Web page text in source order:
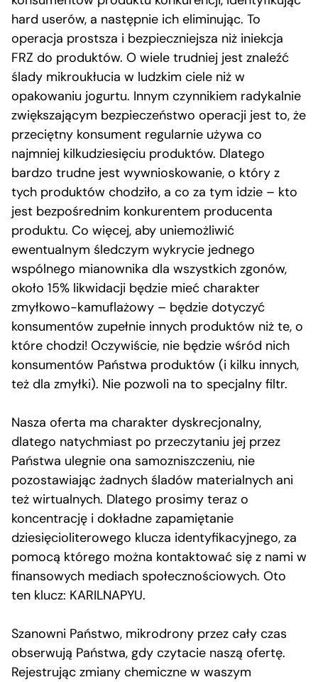
hard userów, a następnie ich eliminując. To
operacja prostsza i bezpieczniejsza niż iniekcja
FRZ do produktów. O wiele trudniej jest znaleźć
ślady mikroukłucia w ludzkim ciele niż w
opakowaniu jogurtu. Innym czynnikiem radykalnie
zwiększającym bezpieczeństwo operacji jest to, że
przeciętny konsument regularnie używa co
najmniej kilkudziesięciu produktów. Dlatego
bardzo trudne jest wywnioskowanie, o który z
tych produktów chodziło, a co za tym idzie – kto
jest bezpośrednim konkurentem producenta
produktu. Co więcej, aby uniemożliwić
ewentualnym śledczym wykrycie jednego
wspólnego mianownika dla wszystkich zgonów,
około 15% likwidacji będzie mieć charakter
zmyłkowo-kamuflażowy – będzie dotyczyć
konsumentów zupełnie innych produktów niż te, o
które chodzi! Oczywiście, nie będzie wśród nich
konsumentów Państwa produktów (i kilku innych,
też dla zmyłki). Nie pozwoli na to specjalny filtr.
Nasza oferta ma charakter dyskrecjonalny,
dlatego natychmiast po przeczytaniu jej przez
Państwa ulegnie ona samozniszczeniu, nie
pozostawiając żadnych śladów materialnych ani
też wirtualnych. Dlatego prosimy teraz o
koncentrację i dokładne zapamiętanie
dziesięcioliterowego klucza identyfikacyjnego, za
pomocą którego można kontaktować się z nami w
finansowych mediach społecznościowych. Oto
ten klucz: KARILNAPYU.
Szanowni Państwo, mikrodrony przez cały czas
obserwują Państwa, gdy czytacie naszą ofertę.
Rejestrując zmiany chemiczne w waszym